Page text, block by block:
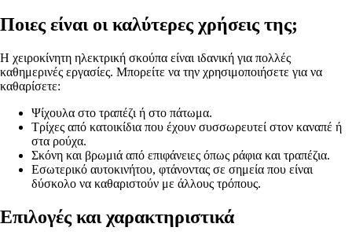
Ποιες είναι οι καλύτερες χρήσεις της;
Η χειροκίνητη ηλεκτρική σκούπα είναι ιδανική για πολλές
καθημερινές εργασίες. Μπορείτε να την χρησιμοποιήσετε για να
καθαρίσετε:
Ψίχουλα στο τραπέζι ή στο πάτωμα.
Τρίχες από κατοικίδια που έχουν συσσωρευτεί στον καναπέ ή
στα ρούχα.
Σκόνη και βρωμιά από επιφάνειες όπως ράφια και τραπέζια.
Εσωτερικό αυτοκινήτου, φτάνοντας σε σημεία που είναι
δύσκολο να καθαριστούν με άλλους τρόπους.
Επιλογές και χαρακτηριστικά